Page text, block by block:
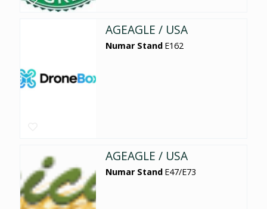
AGEAGLE / USA
Numar Stand E162
AGEAGLE / USA
Numar Stand E47/E73